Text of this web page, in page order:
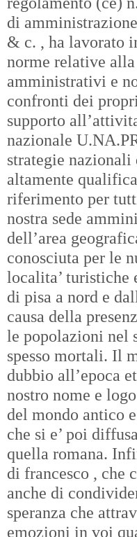
di
& c. , ha lavorato
norme relative
amministrativi e
confronti dei
supporto
nazionale
strategie
altamente
riferimento per
nostra sede
dell’area
conosciuta per le
localita’ turistiche
di pisa a nord e
causa della
le popolazioni nel
spesso mortali. Il
dubbio all’epoca
nostro nome e
del mondo antico
che si e’ poi
quella romana.
di francesco , che
anche di
speranza che
emozioni in voi